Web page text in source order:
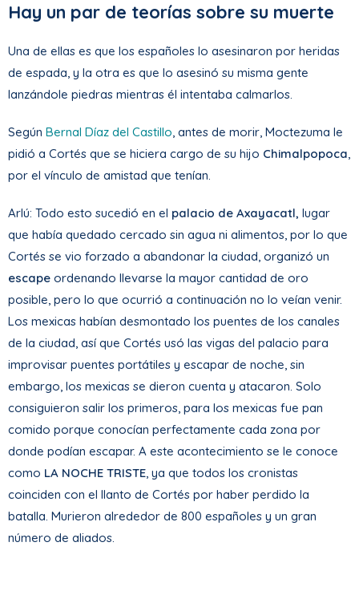
Hay un par de teorías sobre su muerte
Una de ellas es que los españoles lo asesinaron por heridas
de espada, y la otra es que lo asesinó su misma gente
lanzándole piedras mientras él intentaba calmarlos.
Según Bernal Díaz del Castillo, antes de morir, Moctezuma le
pidió a Cortés que se hiciera cargo de su hijo Chimalpopoca,
por el vínculo de amistad que tenían.
Arlú: Todo esto sucedió en el palacio de Axayacatl, lugar
que había quedado cercado sin agua ni alimentos, por lo que
Cortés se vio forzado a abandonar la ciudad, organizó un
escape ordenando llevarse la mayor cantidad de oro
posible, pero lo que ocurrió a continuación no lo veían venir.
Los mexicas habían desmontado los puentes de los canales
de la ciudad, así que Cortés usó las vigas del palacio para
improvisar puentes portátiles y escapar de noche, sin
embargo, los mexicas se dieron cuenta y atacaron. Solo
consiguieron salir los primeros, para los mexicas fue pan
comido porque conocían perfectamente cada zona por
donde podían escapar. A este acontecimiento se le conoce
como LA NOCHE TRISTE, ya que todos los cronistas
coinciden con el llanto de Cortés por haber perdido la
batalla. Murieron alrededor de 800 españoles y un gran
número de aliados.